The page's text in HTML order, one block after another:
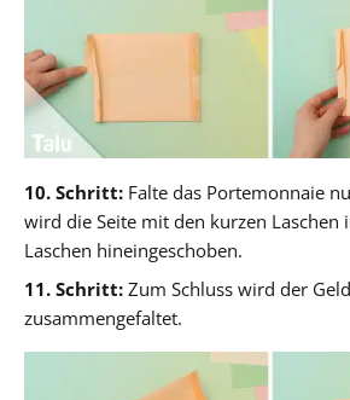
10. Schritt: Falte das Portemonnaie
wird die Seite mit den kurzen Laschen
Laschen hineingeschoben.
11. Schritt: Zum Schluss wird der
zusammengefaltet.